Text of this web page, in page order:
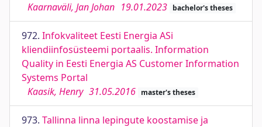
Kaarnaväli, Jan Johan 19.01.2023 bachelor's theses
972. Infokvaliteet Eesti Energia ASi
kliendiinfosüsteemi portaalis. Information
Quality in Eesti Energia AS Customer Information
Systems Portal
Kaasik, Henry 31.05.2016 master's theses
973. Tallinna linna lepingute koostamise ja